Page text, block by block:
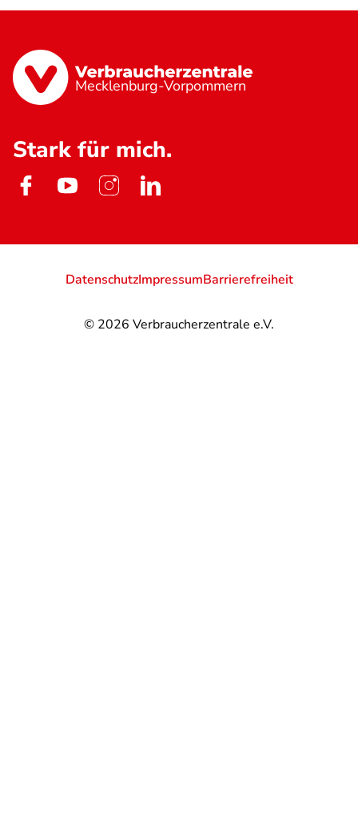
Mecklenburg-Vorpommern
Stark für mich.
© 2026 Verbraucherzentrale e.V.
DatenschutzImpressumBarrierefreiheit